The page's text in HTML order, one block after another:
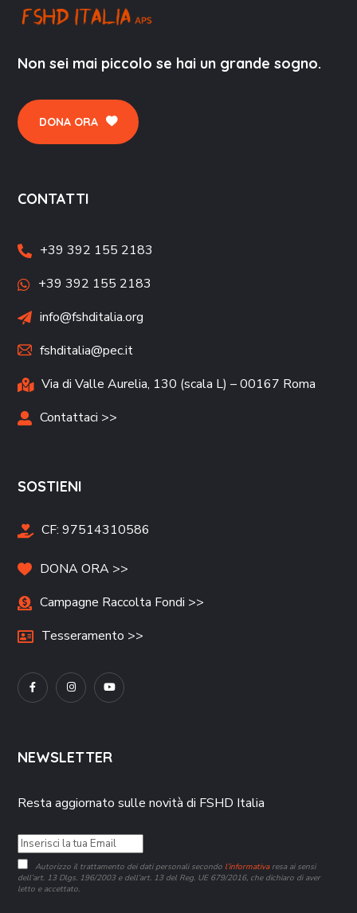
Non sei mai piccolo se hai un grande sogno.
DONA ORA
CONTATTI
+39 392 155 2183
+39 392 155 2183
info@fshditalia.org
fshditalia@pec.it
Via di Valle Aurelia, 130 (scala L) – 00167 Roma
Contattaci >>
SOSTIENI
CF:97514310586
DONA ORA >>
Campagne Raccolta Fondi >>
Tesseramento >>
NEWSLETTER
Resta aggiornato sulle novità di FSHD Italia
Autorizzo il trattamento dei dati personali secondo l’informativaresa ai sensi
dell’art. 13 Dlgs. 196/2003 e dell’art. 13 del Reg. UE 679/2016, che dichiaro di aver
letto e accettato.